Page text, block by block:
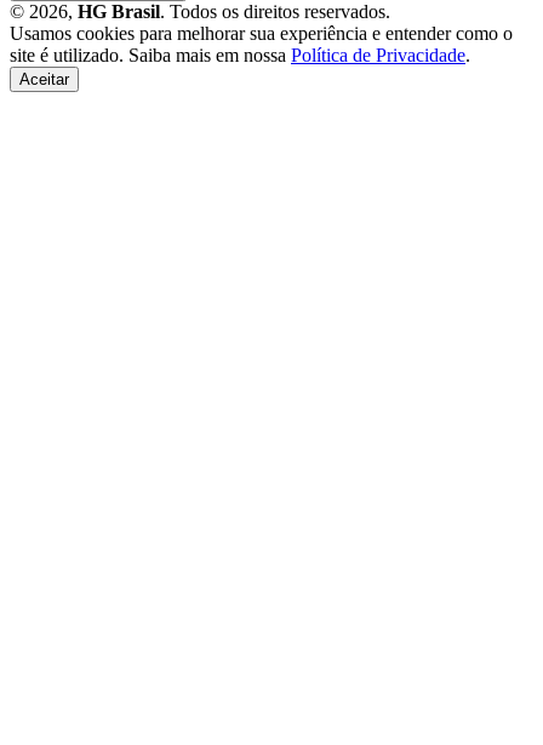
© 2026, HG Brasil. Todos os direitos reservados.
Usamos cookies para melhorar sua experiência e entender como o
site é utilizado. Saiba mais em nossa Política de Privacidade.
Aceitar